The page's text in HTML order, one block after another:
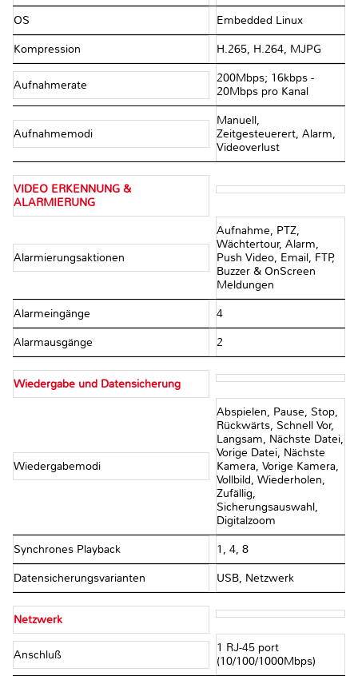
OS Embedded Linux
Kompression H.265, H.264, MJPG
Aufnahmerate
200Mbps; 16kbps -
20Mbps pro Kanal
Aufnahmemodi
Manuell,
Zeitgesteuerert, Alarm,
Videoverlust
VIDEO ERKENNUNG &
ALARMIERUNG
Alarmierungsaktionen
Aufnahme, PTZ,
Wächtertour, Alarm,
Push Video, Email, FTP,
Buzzer & OnScreen
Meldungen
Alarmeingänge 4
Alarmausgänge 2
Wiedergabe und Datensicherung
Wiedergabemodi
Abspielen, Pause, Stop,
Rückwärts, Schnell Vor,
Langsam, Nächste Datei,
Vorige Datei, Nächste
Kamera, Vorige Kamera,
Vollbild, Wiederholen,
Zufällig,
Sicherungsauswahl,
Digitalzoom
Synchrones Playback 1, 4, 8
Datensicherungsvarianten USB, Netzwerk
Netzwerk
Anschluß
1 RJ-45 port
(10/100/1000Mbps)